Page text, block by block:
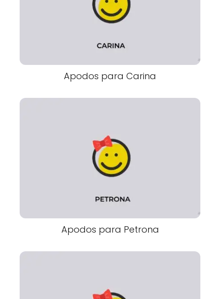
Apodos para Carina
Apodos para Petrona